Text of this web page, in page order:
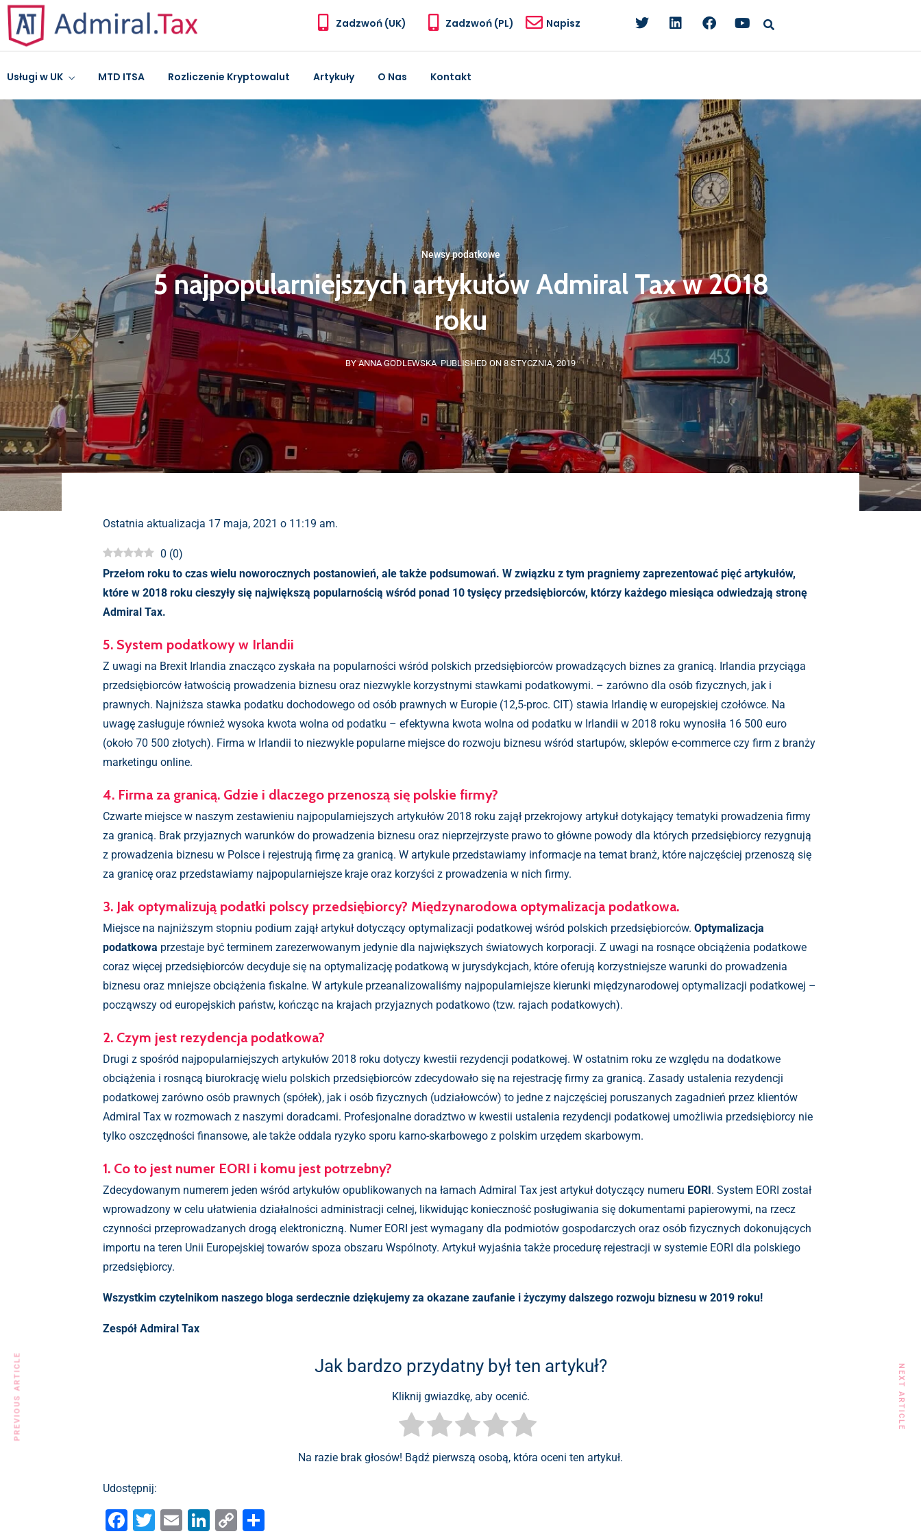
Zadzwoń (UK) Zadzwoń (PL) Napisz
Usługi w UK MTD ITSA Rozliczenie Kryptowalut Artykuły O Nas Kontakt
Newsy podatkowe
5 najpopularniejszych artykułów Admiral Tax w 2018
roku
BY ANNA GODLEWSKA PUBLISHED ON 8 STYCZNIA, 2019
Ostatnia aktualizacja 17 maja, 2021 o 11:19 am.
0 (0)
Przełom roku to czas wielu noworocznych postanowień, ale także podsumowań. W związku z tym pragniemy zaprezentować pięć artykułów,
które w 2018 roku cieszyły się największą popularnością wśród ponad 10 tysięcy przedsiębiorców, którzy każdego miesiąca odwiedzają stronę
Admiral Tax.
5. System podatkowy w Irlandii
Z uwagi na Brexit Irlandia znacząco zyskała na popularności wśród polskich przedsiębiorców prowadzących biznes za granicą. Irlandia przyciąga
przedsiębiorców łatwością prowadzenia biznesu oraz niezwykle korzystnymi stawkami podatkowymi. – zarówno dla osób fizycznych, jak i
prawnych. Najniższa stawka podatku dochodowego od osób prawnych w Europie (12,5-proc. CIT) stawia Irlandię w europejskiej czołówce. Na
uwagę zasługuje również wysoka kwota wolna od podatku – efektywna kwota wolna od podatku w Irlandii w 2018 roku wynosiła 16 500 euro
(około 70 500 złotych). Firma w Irlandii to niezwykle popularne miejsce do rozwoju biznesu wśród startupów, sklepów e-commerce czy firm z branży
marketingu online.
4. Firma za granicą. Gdzie i dlaczego przenoszą się polskie firmy?
Czwarte miejsce w naszym zestawieniu najpopularniejszych artykułów 2018 roku zajął przekrojowy artykuł dotykający tematyki prowadzenia firmy
za granicą. Brak przyjaznych warunków do prowadzenia biznesu oraz nieprzejrzyste prawo to główne powody dla których przedsiębiorcy rezygnują
z prowadzenia biznesu w Polsce i rejestrują firmę za granicą. W artykule przedstawiamy informacje na temat branż, które najczęściej przenoszą się
za granicę oraz przedstawiamy najpopularniejsze kraje oraz korzyści z prowadzenia w nich firmy.
3. Jak optymalizują podatki polscy przedsiębiorcy? Międzynarodowa optymalizacja podatkowa.
Miejsce na najniższym stopniu podium zajął artykuł dotyczący optymalizacji podatkowej wśród polskich przedsiębiorców. Optymalizacja
podatkowa przestaje być terminem zarezerwowanym jedynie dla największych światowych korporacji. Z uwagi na rosnące obciążenia podatkowe
coraz więcej przedsiębiorców decyduje się na optymalizację podatkową w jurysdykcjach, które oferują korzystniejsze warunki do prowadzenia
biznesu oraz mniejsze obciążenia fiskalne. W artykule przeanalizowaliśmy najpopularniejsze kierunki międzynarodowej optymalizacji podatkowej –
począwszy od europejskich państw, kończąc na krajach przyjaznych podatkowo (tzw. rajach podatkowych).
2. Czym jest rezydencja podatkowa?
Drugi z spośród najpopularniejszych artykułów 2018 roku dotyczy kwestii rezydencji podatkowej. W ostatnim roku ze względu na dodatkowe
obciążenia i rosnącą biurokrację wielu polskich przedsiębiorców zdecydowało się na rejestrację firmy za granicą. Zasady ustalenia rezydencji
podatkowej zarówno osób prawnych (spółek), jak i osób fizycznych (udziałowców) to jedne z najczęściej poruszanych zagadnień przez klientów
Admiral Tax w rozmowach z naszymi doradcami. Profesjonalne doradztwo w kwestii ustalenia rezydencji podatkowej umożliwia przedsiębiorcy nie
tylko oszczędności finansowe, ale także oddala ryzyko sporu karno-skarbowego z polskim urzędem skarbowym.
1. Co to jest numer EORI i komu jest potrzebny?
Zdecydowanym numerem jeden wśród artykułów opublikowanych na łamach Admiral Tax jest artykuł dotyczący numeru EORI. System EORI został
wprowadzony w celu ułatwienia działalności administracji celnej, likwidując konieczność posługiwania się dokumentami papierowymi, na rzecz
czynności przeprowadzanych drogą elektroniczną. Numer EORI jest wymagany dla podmiotów gospodarczych oraz osób fizycznych dokonujących
importu na teren Unii Europejskiej towarów spoza obszaru Wspólnoty. Artykuł wyjaśnia także procedurę rejestracji w systemie EORI dla polskiego
przedsiębiorcy.
Wszystkim czytelnikom naszego bloga serdecznie dziękujemy za okazane zaufanie i życzymy dalszego rozwoju biznesu w 2019 roku!
Zespół Admiral Tax
Jak bardzo przydatny był ten artykuł?
Kliknij gwiazdkę, aby ocenić.
Na razie brak głosów! Bądź pierwszą osobą, która oceni ten artykuł.
Udostępnij:
F
T
E
Li
C
PREVIOUS ARTICLE NEXT ARTICLE